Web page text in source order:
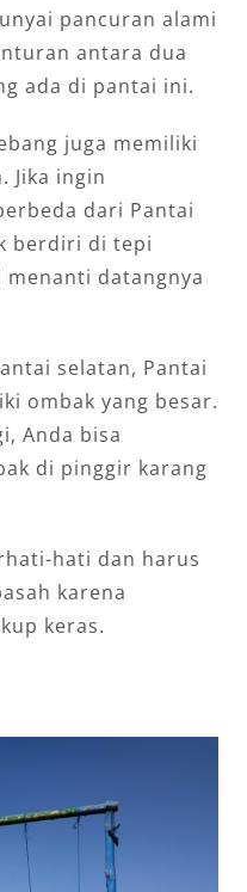
pancuran alami
antara dua
ada di pantai ini.
juga memiliki
Jika ingin
dari Pantai
berdiri di tepi
datangnya
selatan, Pantai
ombak yang besar.
Anda bisa
di pinggir karang
hati dan harus
karena
keras.